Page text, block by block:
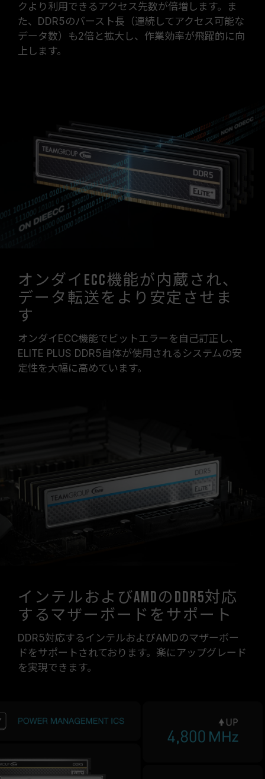
クより利用できるアクセス先数が倍増します。ま
た、DDR5のバースト長（連続してアクセス可能な
データ数）も2倍と拡大し、作業効率が飛躍的に向
上します。
オンダイECC機能が内蔵され、
データ転送をより安定させま
す
オンダイECC機能でビットエラーを自己訂正し、
ELITE PLUS DDR5自体が使用されるシステムの安
定性を大幅に高めています。
インテルおよびAMDのDDR5対応
するマザーボードをサポート
DDR5対応するインテルおよびAMDのマザーボー
ドをサポートされております。楽にアップグレード
を実現できます。